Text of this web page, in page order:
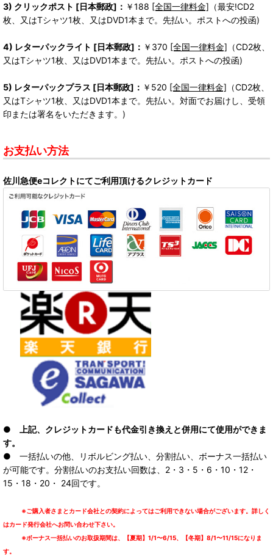
3) クリックポスト [日本郵政]： ￥188 [全国一律料金] （最安!CD2
枚、又はTシャツ1枚、又はDVD1本まで。先払い。ポストへの投函)
4) レターパックライト [日本郵政]： ￥370 [全国一律料金] （CD2枚、
又はTシャツ1枚、又はDVD1本まで。先払い。ポストへの投函)
5) レターパックプラス [日本郵政]： ￥520 [全国一律料金] （CD2枚、
又はTシャツ1枚、又はDVD1本まで。先払い。対面でお届けし、受領
印または署名をいただきます。)
お支払い方法
佐川急便eコレクトにてご利用頂けるクレジットカード
● 上記、クレジットカードも代金引き換えと併用にて使用ができま
す。
● 一括払いの他、リボルビング払い、分割払い、ボーナス一括払い
が可能です。分割払いのお支払い回数は、2・3・5・6・10・12・
15・18・20・ 24回です。
※ご購入者さまとカード会社との契約によってはご利用できない場合がございます。詳しく
はカード発行会社へお問い合わせ下さい。
※ボーナス一括払いのお取扱期間は、【夏期】1/1〜6/15、【冬期】8/1〜11/15になりま
す。